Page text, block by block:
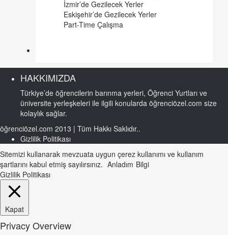
İzmir’de Gezilecek Yerler
Eskişehir’de Gezilecek Yerler
Part-Time Çalışma
HAKKIMIZDA
Türkiye’de öğrencilerin barınma yerleri, Öğrenci Yurtları ve
üniversite yerleşkeleri ile ilgili konularda öğrenciözel.com size
kolaylık sağlar.
öğrenciözel.com 2013 | Tüm Hakkı Saklıdır..
Gizlilik Politikası
Sitemizi kullanarak mevzuata uygun çerez kullanımı ve kullanım
şartlarını kabul etmiş sayılırsınız. Anladım Bilgi
Gizlilik Politikası
Kapat
Privacy Overview